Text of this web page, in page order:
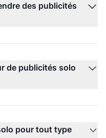
des publicités
de publicités solo
pour tout type